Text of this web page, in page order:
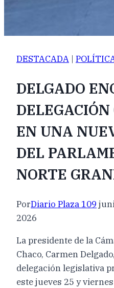
DESTACADA |
DELGADO
EN UNA
DEL
NORTE
PorDiario Plaza 109
2026
La presidente de la
Chaco, Carmen
delegación legislativa
este jueves 25 y